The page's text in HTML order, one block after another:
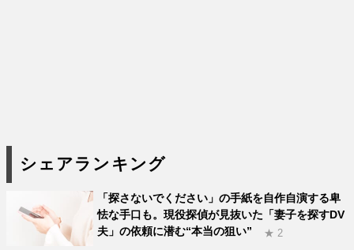
シェアランキング
「探さないでください」の手紙を自作自演する卑
怯な手口も。現役探偵が見抜いた「妻子を探すDV
夫」の依頼に潜む“本当の狙い”
★ 2